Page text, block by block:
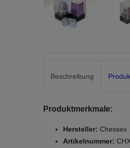
Beschreibung
Produktmerkmale:
Hersteller: Chessex
Artikelnummer: